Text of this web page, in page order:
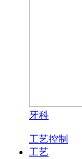
牙科
工艺控制
工艺